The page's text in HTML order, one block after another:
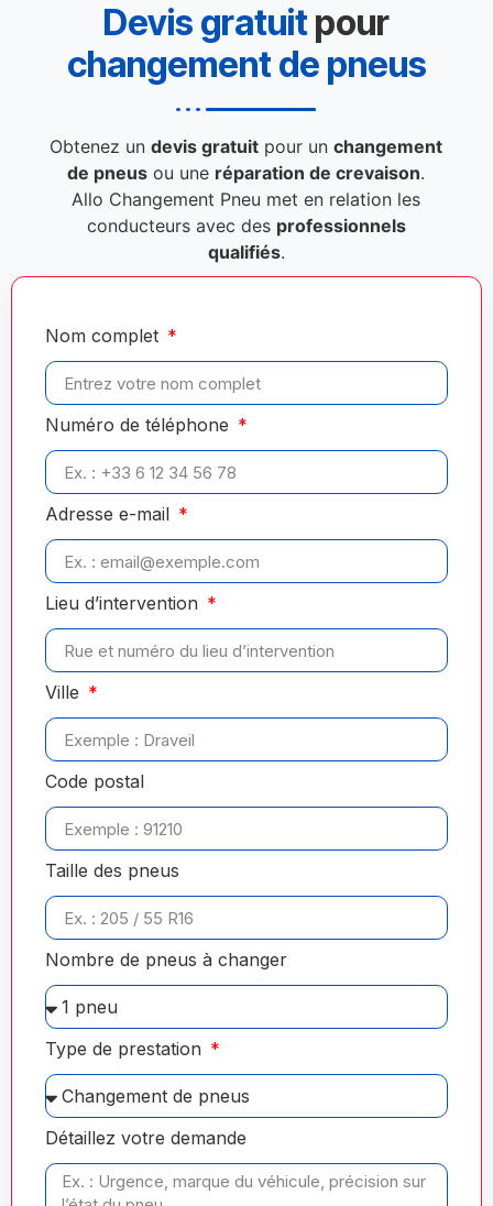
Devis gratuitpour
changement de pneus
Obtenez undevis gratuit pour unchangement
de pneus ou une réparation de crevaison.
Allo Changement Pneu met en relation les
conducteurs avec des professionnels
qualifiés.
Nom complet
Numéro de téléphone
Adresse e-mail
Lieu d’intervention
Ville
Code postal
Taille des pneus
Nombre de pneus à changer
Type de prestation
Détaillez votre demande